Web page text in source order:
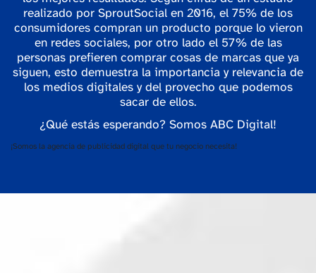
realizado por SproutSocial en 2016, el 75% de los
consumidores compran un producto porque lo vieron
en redes sociales, por otro lado el 57% de las
personas prefieren comprar cosas de marcas que ya
siguen, esto demuestra la importancia y relevancia de
los medios digitales y del provecho que podemos
sacar de ellos.
¿Qué estás esperando? Somos ABC Digital!
¡Somos la agencia de publicidad digital que tu negocio necesita!